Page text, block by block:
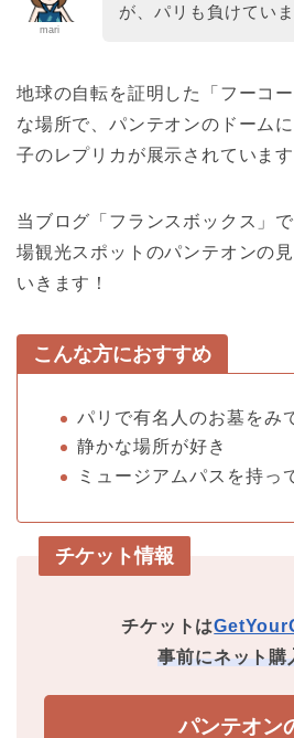
mari
が、パリも負けてい
地球の自転を証明した「フーコ
な場所で、パンテオンのドーム
子のレプリカが展示されています
当ブログ「フランスボックス」
場観光スポットのパンテオンの
いきます！
こんな方におすすめ
パリで有名人のお墓をみ
静かな場所が好き
ミュージアムパスを持っ
チケット情報
チケットは
事前にネット購
パンテオン